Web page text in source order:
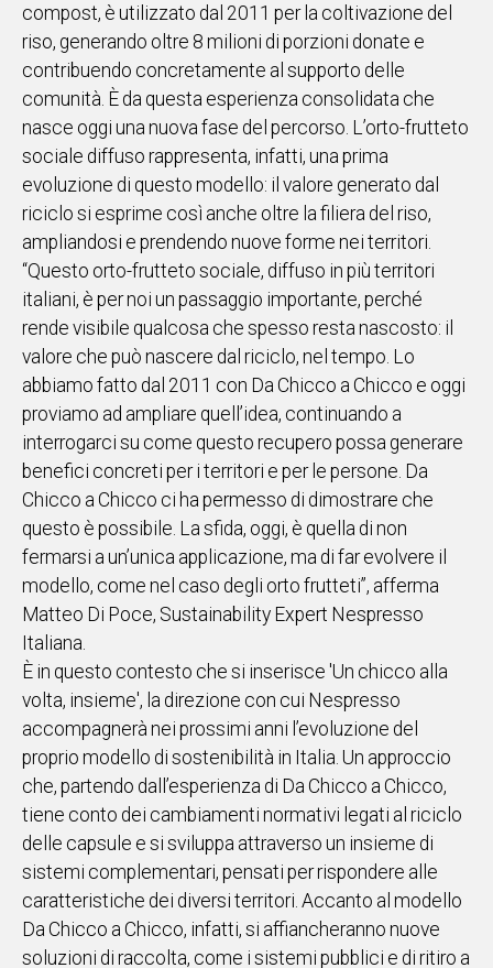
compost, è utilizzato dal 2011 per la coltivazione del
riso, generando oltre 8 milioni di porzioni donate e
contribuendo concretamente al supporto delle
comunità. È da questa esperienza consolidata che
nasce oggi una nuova fase del percorso. L’orto-frutteto
sociale diffuso rappresenta, infatti, una prima
evoluzione di questo modello: il valore generato dal
riciclo si esprime così anche oltre la filiera del riso,
ampliandosi e prendendo nuove forme nei territori.
“Questo orto-frutteto sociale, diffuso in più territori
italiani, è per noi un passaggio importante, perché
rende visibile qualcosa che spesso resta nascosto: il
valore che può nascere dal riciclo, nel tempo. Lo
abbiamo fatto dal 2011 con Da Chicco a Chicco e oggi
proviamo ad ampliare quell’idea, continuando a
interrogarci su come questo recupero possa generare
benefici concreti per i territori e per le persone. Da
Chicco a Chicco ci ha permesso di dimostrare che
questo è possibile. La sfida, oggi, è quella di non
fermarsi a un’unica applicazione, ma di far evolvere il
modello, come nel caso degli orto frutteti”, afferma
Matteo Di Poce, Sustainability Expert Nespresso
Italiana.
È in questo contesto che si inserisce 'Un chicco alla
volta, insieme', la direzione con cui Nespresso
accompagnerà nei prossimi anni l’evoluzione del
proprio modello di sostenibilità in Italia. Un approccio
che, partendo dall’esperienza di Da Chicco a Chicco,
tiene conto dei cambiamenti normativi legati al riciclo
delle capsule e si sviluppa attraverso un insieme di
sistemi complementari, pensati per rispondere alle
caratteristiche dei diversi territori. Accanto al modello
Da Chicco a Chicco, infatti, si affiancheranno nuove
soluzioni di raccolta, come i sistemi pubblici e di ritiro a